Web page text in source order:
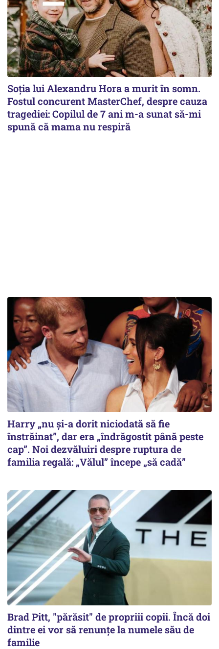
Soția lui Alexandru Hora a murit în somn.
Fostul concurent MasterChef, despre cauza
tragediei: Copilul de 7 ani m-a sunat să-mi
spună că mama nu respiră
Harry „nu și-a dorit niciodată să fie
înstrăinat”, dar era „îndrăgostit până peste
cap”. Noi dezvăluiri despre ruptura de
familia regală: „Vălul” începe „să cadă”
Brad Pitt, "părăsit" de propriii copii. Încă doi
dintre ei vor să renunțe la numele său de
familie